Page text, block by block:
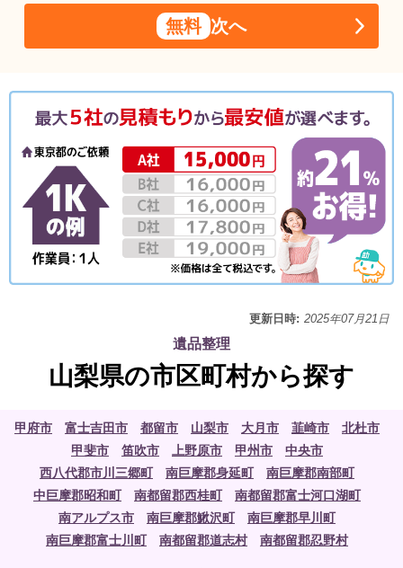
無料 次へ
更新日時: 2025年07月21日
遺品整理
山梨県の市区町村から探す
甲府市 富士吉田市 都留市 山梨市 大月市 韮崎市
北杜市
甲斐市
笛吹市 上野原市 甲州市
中央市
西八代郡市川三郷町
南巨摩郡身延町
南巨摩郡南部町
中巨摩郡昭和町
南都留郡西桂町
南都留郡富士河口湖町
南アルプス市
南巨摩郡鰍沢町
南巨摩郡早川町
南巨摩郡富士川町
南都留郡道志村
南都留郡忍野村